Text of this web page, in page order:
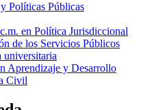
Políticas Públicas
en Política Jurisdiccional
de los Servicios Públicos
universitaria
Aprendizaje y Desarrollo
Civil